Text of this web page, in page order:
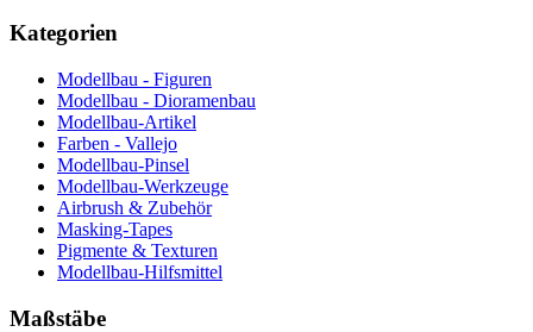
Kategorien
Modellbau - Figuren
Modellbau - Dioramenbau
Modellbau-Artikel
Farben - Vallejo
Modellbau-Pinsel
Modellbau-Werkzeuge
Airbrush & Zubehör
Masking-Tapes
Pigmente & Texturen
Modellbau-Hilfsmittel
Maßstäbe